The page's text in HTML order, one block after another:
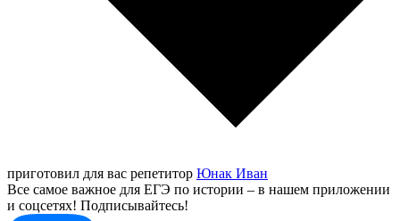
приготовил для вас репетитор Юнак Иван
Все самое важное для ЕГЭ по истории – в нашем приложении
и соцсетях! Подписывайтесь!